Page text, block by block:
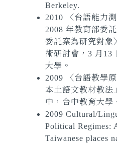
Berkeley.
2010 〈台語能力
2008 年教育部委
委託案為研究對象
術研討會，3 月13
大學。
2009 〈台語教學
本土語文教材教法
中，台中教育大學
2009 Cultural/
Political Regimes:
Taiwanese places